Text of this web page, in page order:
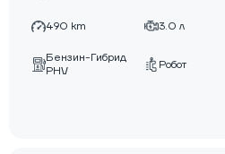
490 km 3.0 л
Бензин-Гибрид
PHV
Робот